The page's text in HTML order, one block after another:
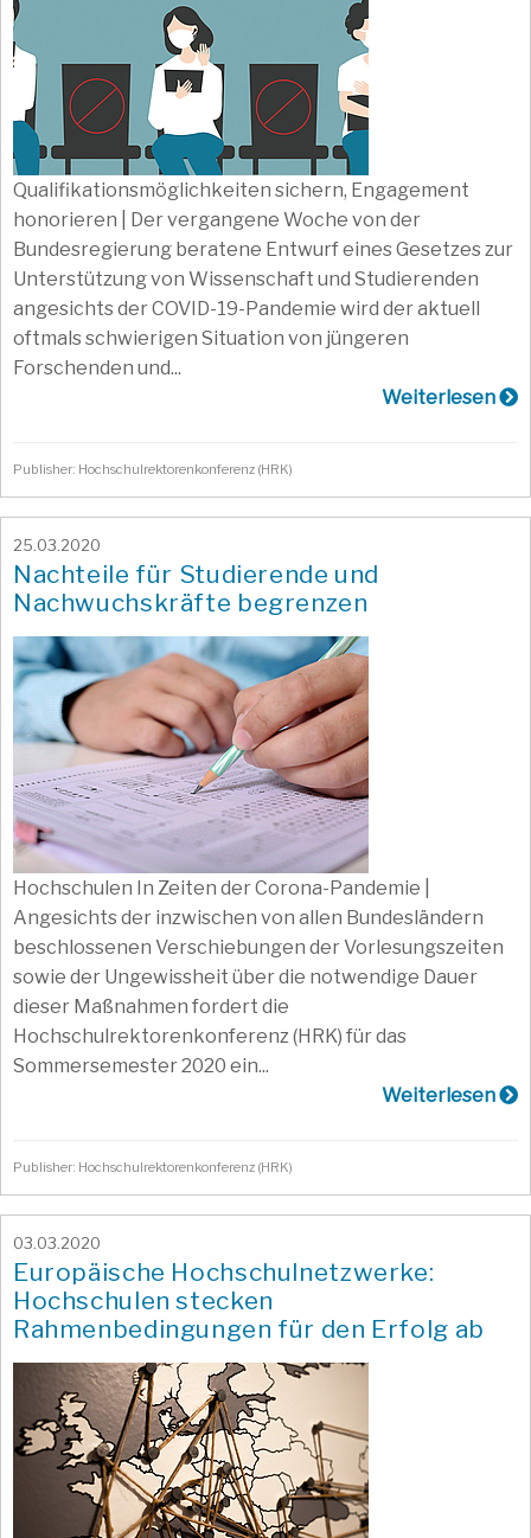
Qualifikationsmöglichkeiten sichern, Engagement
honorieren | Der vergangene Woche von der
Bundesregierung beratene Entwurf eines Gesetzes zur
Unterstützung von Wissenschaft und Studierenden
angesichts der COVID-19-Pandemie wird der aktuell
oftmals schwierigen Situation von jüngeren
Forschenden und...
Weiterlesen
Publisher: Hochschulrektorenkonferenz (HRK)
25.03.2020
Nachteile für Studierende und
Nachwuchskräfte begrenzen
Hochschulen In Zeiten der Corona-Pandemie |
Angesichts der inzwischen von allen Bundesländern
beschlossenen Verschiebungen der Vorlesungszeiten
sowie der Ungewissheit über die notwendige Dauer
dieser Maßnahmen fordert die
Hochschulrektorenkonferenz (HRK) für das
Sommersemester 2020 ein...
Weiterlesen
Publisher: Hochschulrektorenkonferenz (HRK)
03.03.2020
Europäische Hochschulnetzwerke:
Hochschulen stecken
Rahmenbedingungen für den Erfolg ab